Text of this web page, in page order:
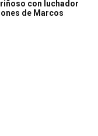
con luchador
de Marcos